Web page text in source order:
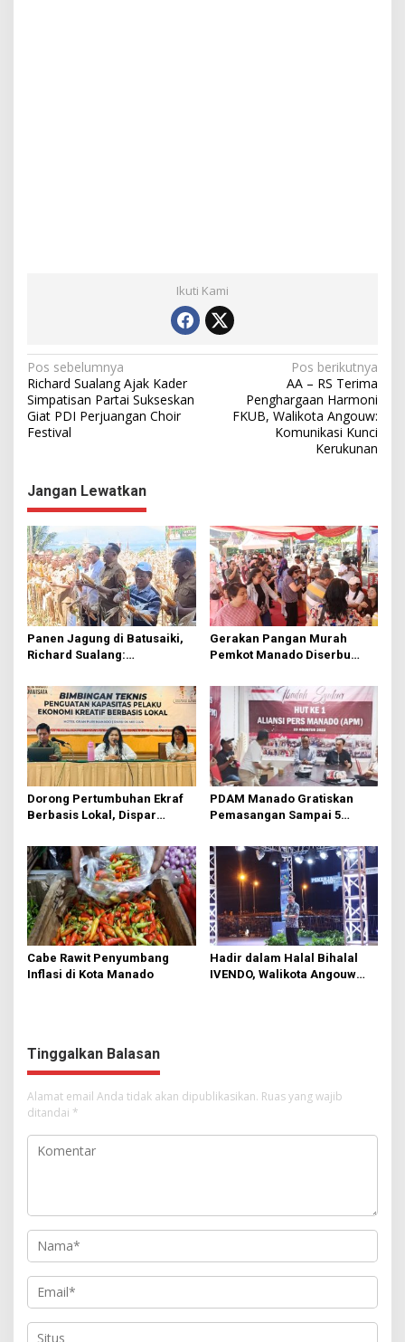
Ikuti Kami
N
a
v
a
s
i
p
o
s
Pos sebelumnya
Richard Sualang Ajak Kader
Simpatisan Partai Sukseskan
Giat PDI Perjuangan Choir
Festival
Pos berikutnya
AA – RS Terima
Penghargaan Harmoni
FKUB, Walikota Angouw:
Komunikasi Kunci
Kerukunan
Jangan Lewatkan
Panen Jagung di Batusaiki,
Richard Sualang:
Masyarakat yang Mau
Bertani
Gerakan Pangan Murah
Pemkot Manado Diserbu
Dorong Pertumbuhan Ekraf
Berbasis Lokal, Dispar
Bersama Pelaku Usaha
PDAM Manado Gratiskan
Pemasangan Sampai 5
Cabe Rawit Penyumbang
Inflasi di Kota Manado
Hadir dalam Halal Bihalal
IVENDO, Walikota Angouw
Tinggalkan Balasan
Alamat email Anda tidak akan dipublikasikan. Ruas yang wajib
ditandai *